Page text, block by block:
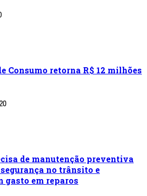
Consumo retorna R$ 12 milhões
de manutenção preventiva
no trânsito e
gasto em reparos